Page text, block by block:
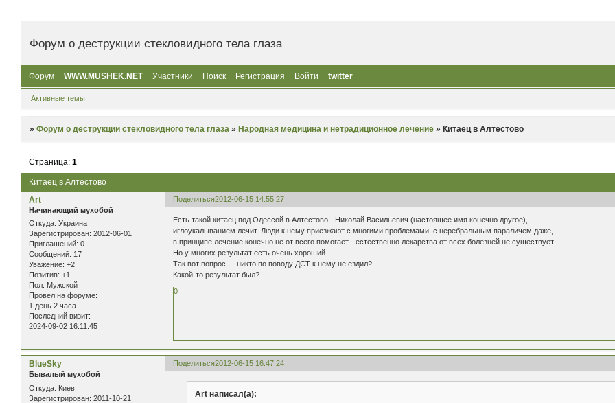
Форум о деструкции стекловидного тела глаза
Форум WWW.MUSHEK.NET Участники Поиск Регистрация Войти twitter
Активные темы
»Форум о деструкции стекловидного тела глаза »Народная медицина и нетрадиционное лечение »Китаец в Алтестово
Китаец в Алтестово
Страница:1
Поделиться2012-06-15 14:55:27
Art
Начинающий мухобой
Откуда: Украина
Зарегистрирован: 2012-06-01
Приглашений: 0
Сообщений: 17
Уважение: +2
Позитив: +1
Пол: Мужской
Провел на форуме:
1 день 2 часа
Последний визит:
2024-09-02 16:11:45
Есть такой китаец под Одессой в Алтестово - Николай Васильевич (настоящее имя конечно другое),
иглоукалыванием лечит. Люди к нему приезжают с многими проблемами, с церебральным параличем даже,
в принципе лечение конечно не от всего помогает - естественно лекарства от всех болезней не существует.
Но у многих результат есть очень хороший.
Так вот вопрос - никто по поводу ДСТ к нему не ездил?
Какой-то результат был?
0
Поделиться2012-06-15 16:47:24
BlueSky
Бывалый мухобой
Откуда: Киев
Зарегистрирован: 2011-10-21
Art написал(а):